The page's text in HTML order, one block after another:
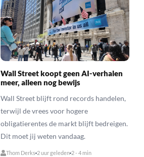
Wall Street koopt geen AI-verhalen
meer, alleen nog bewijs
Wall Street blijft rond records handelen,
terwijl de vrees voor hogere
obligatierentes de markt blijft bedreigen.
Dit moet jij weten vandaag.
Thom Derks 2 uur geleden 2 - 4 min